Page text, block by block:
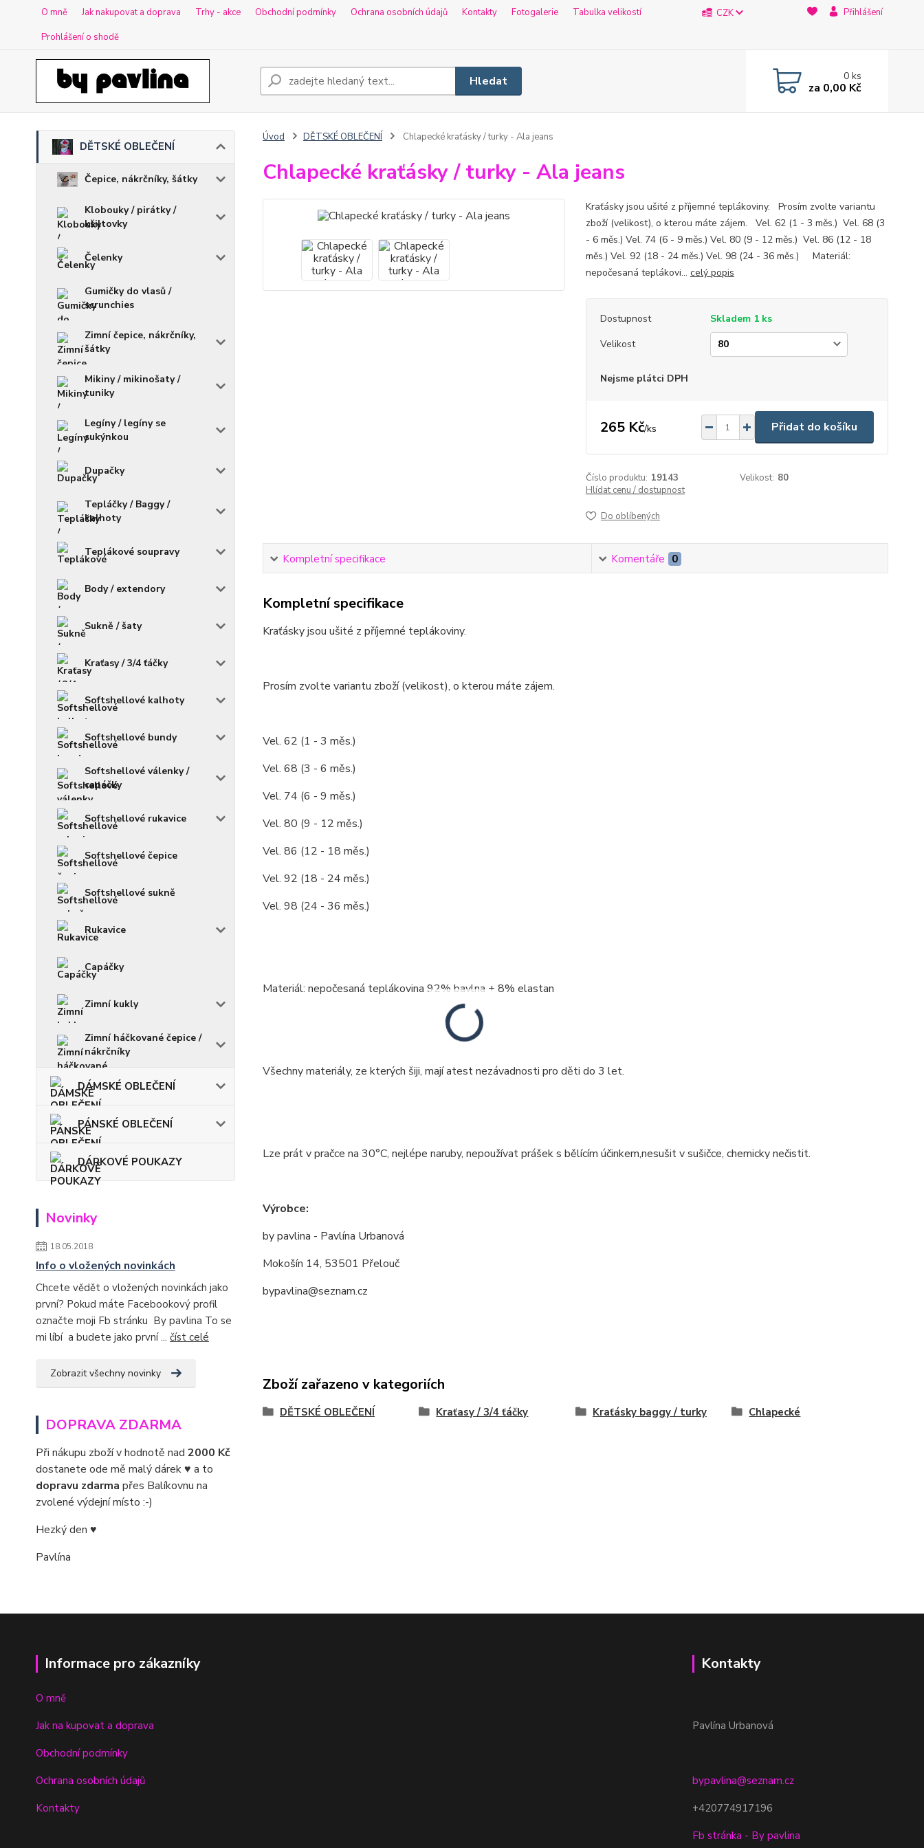
O mně Jak nakupovat a doprava Trhy - akce Obchodní podmínky Ochrana osobních údajů Kontakty Fotogalerie
Tabulka velikostí
Prohlášení o shodě
CZK Přihlášení
Hledat 0ks
za 0,00 Kč
DĚTSKÉ OBLEČENÍ
Čepice, nákrčníky, šátky
Klobouky / pirátky /
kšiltovky
Čelenky
Gumičky do vlasů /
scrunchies
Zimní čepice, nákrčníky,
šátky
Mikiny / mikinošaty /
tuniky
Legíny / legíny se
sukýnkou
Dupačky
Tepláčky / Baggy /
kalhoty
Teplákové soupravy
Body / extendory
Sukně / šaty
Kraťasy / 3/4 ťáčky
Softshellové kalhoty
Softshellové bundy
Softshellové válenky /
capáčky
Softshellové rukavice
Softshellové čepice
Softshellové sukně
Rukavice
Capáčky
Zimní kukly
Zimní háčkované čepice /
nákrčníky
DÁMSKÉ OBLEČENÍ
PÁNSKÉ OBLEČENÍ
DÁRKOVÉ POUKAZY
Novinky
18.05.2018
Info o vložených novinkách
Chcete vědět o vložených novinkách jako
první? Pokud máte Facebookový profil
označte moji Fb stránku By pavlina To se
mi líbí a budete jako první ... číst celé
Zobrazit všechny novinky
DOPRAVA ZDARMA
Při nákupu zboží v hodnotě nad 2000 Kč
dostanete ode mě malý dárek ♥ a to
dopravu zdarma přes Balíkovnu na
zvolené výdejní místo :-)
Hezký den ♥
Pavlína
Úvod DĚTSKÉ OBLEČENÍ Chlapecké kraťásky / turky - Ala jeans
Chlapecké kraťásky / turky - Ala jeans
Kraťásky jsou ušité z příjemné teplákoviny. Prosím zvolte variantu
zboží (velikost), o kterou máte zájem. Vel. 62 (1 - 3 měs.) Vel. 68 (3
- 6 měs.) Vel. 74 (6 - 9 měs.) Vel. 80 (9 - 12 měs.) Vel. 86 (12 - 18
měs.) Vel. 92 (18 - 24 měs.) Vel. 98 (24 - 36 měs.) Materiál:
nepočesaná teplákovi... celý popis
Dostupnost
Skladem 1 ks
Velikost
Nejsme plátci DPH
265 Kč/ks Přidat do košíku
Číslo produktu: 19143 Velikost: 80
Hlídat cenu / dostupnost
Do oblíbených
Kompletní specifikace Komentáře 0
Kompletní specifikace
Kraťásky jsou ušité z příjemné teplákoviny.
Prosím zvolte variantu zboží (velikost), o kterou máte zájem.
Vel. 62 (1 - 3 měs.)
Vel. 68 (3 - 6 měs.)
Vel. 74 (6 - 9 měs.)
Vel. 80 (9 - 12 měs.)
Vel. 86 (12 - 18 měs.)
Vel. 92 (18 - 24 měs.)
Vel. 98 (24 - 36 měs.)
Materiál: nepočesaná teplákovina 92% bavlna + 8% elastan
Všechny materiály, ze kterých šiji, mají atest nezávadnosti pro děti do 3 let.
Lze prát v pračce na 30°C, nejlépe naruby, nepoužívat prášek s bělícím účinkem,nesušit v sušičce, chemicky nečistit.
Výrobce:
by pavlina - Pavlína Urbanová
Mokošín 14, 53501 Přelouč
bypavlina@seznam.cz
Zboží zařazeno v kategoriích
DĚTSKÉ OBLEČENÍ Kraťasy / 3/4 ťáčky Kraťásky baggy / turky Chlapecké
Informace pro zákazníky
O mně
Jak na kupovat a doprava
Obchodní podmínky
Ochrana osobních údajů
Kontakty
Kontakty
Pavlína Urbanová
bypavlina@seznam.cz
+420774917196
Fb stránka - By pavlina